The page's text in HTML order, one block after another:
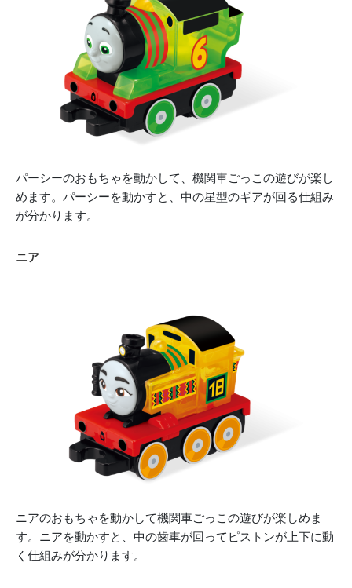
パーシーのおもちゃを動かして、機関車ごっこの遊びが楽し
めます。パーシーを動かすと、中の星型のギアが回る仕組み
が分かります。
ニア
ニアのおもちゃを動かして機関車ごっこの遊びが楽しめま
す。ニアを動かすと、中の歯車が回ってピストンが上下に動
く仕組みが分かります。